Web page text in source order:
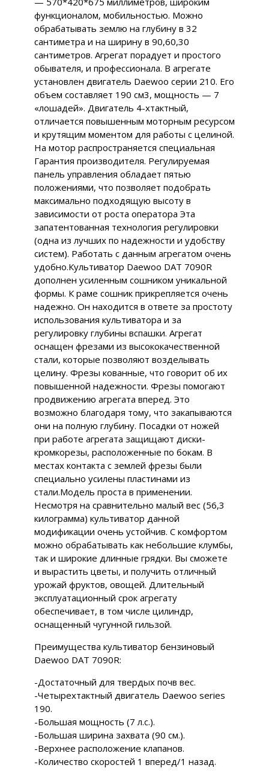
функционалом, мобильностью. Можно
обрабатывать землю на глубину в 32
сантиметра и на ширину в 90,60,30
сантиметров. Агрегат порадует и простого
обывателя, и профессионала. В агрегате
установлен двигатель Daewoo серии 210. Его
объем составляет 190 см3, мощность — 7
«лошадей». Двигатель 4-хтактный,
отличается повышенным моторным ресурсом
и крутящим моментом для работы с целиной.
На мотор распространяется специальная
Гарантия производителя. Регулируемая
панель управления обладает пятью
положениями, что позволяет подобрать
максимально подходящую высоту в
зависимости от роста оператора Эта
запатентованная технология регулировки
(одна из лучших по надежности и удобству
систем). Работать с данным агрегатом очень
удобно.Культиватор Daewoo DAT 7090R
дополнен усиленным сошником уникальной
формы. К раме сошник прикрепляется очень
надежно. Он находится в ответе за простоту
использования культиватора и за
регулировку глубины вспашки. Агрегат
оснащен фрезами из высококачественной
стали, которые позволяют возделывать
целину. Фрезы кованные, что говорит об их
повышенной надежности. Фрезы помогают
продвижению агрегата вперед. Это
возможно благодаря тому, что закапываются
они на полную глубину. Посадки от ножей
при работе агрегата защищают диски-
кромкорезы, расположенные по бокам. В
местах контакта с землей фрезы были
специально усилены пластинами из
стали.Модель проста в применении.
Несмотря на сравнительно малый вес (56,3
килограмма) культиватор данной
модификации очень устойчив. С комфортом
можно обрабатывать как небольшие клумбы,
так и широкие длинные грядки. Вы сможете
и вырастить цветы, и получить отличный
урожай фруктов, овощей. Длительный
эксплуатационный срок агрегату
обеспечивает, в том числе цилиндр,
оснащенный чугунной гильзой.
Преимущества культиватор бензиновый
Daewoo DAT 7090R:
-Достаточный для твердых почв вес.
-Четырехтактный двигатель Daewoo series
190.
-Большая мощность (7 л.с.).
-Большая ширина захвата (90 см.).
-Верхнее расположение клапанов.
-Количество скоростей 1 вперед/1 назад.